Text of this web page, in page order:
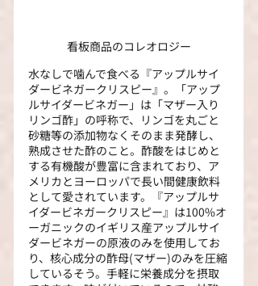
看板商品のコレオロジー
水なしで噛んで食べる『アップルサイ
ダービネガークリスピー』。「アップ
ルサイダービネガー」は「マザー入り
リンゴ酢」の呼称で、リンゴを丸ごと
砂糖等の添加物なくそのまま発酵し、
熟成させた酢のこと。酢酸をはじめと
する有機酸が豊富に含まれており、ア
メリカとヨーロッパで長い間健康飲料
として愛されています。『アップルサ
イダービネガークリスピー』は100%オ
ーガニックのイギリス産アップルサイ
ダービネガーの原液のみを使用してお
り、核心成分の酢母(マザー)のみを圧縮
しているそう。手軽に栄養成分を摂取